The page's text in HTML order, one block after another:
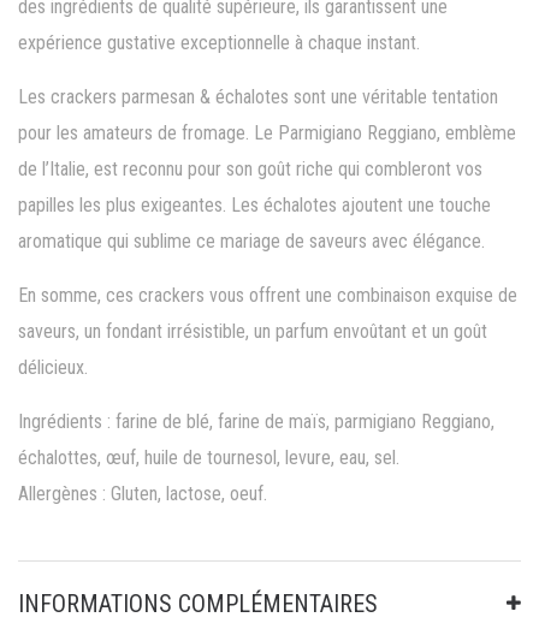
des ingrédients de qualité supérieure, ils garantissent une
expérience gustative exceptionnelle à chaque instant.
Les crackers parmesan & échalotes sont une véritable tentation
pour les amateurs de fromage. Le Parmigiano Reggiano, emblème
de l’Italie, est reconnu pour son goût riche qui combleront vos
papilles les plus exigeantes. Les échalotes ajoutent une touche
aromatique qui sublime ce mariage de saveurs avec élégance.
En somme, ces crackers vous offrent une combinaison exquise de
saveurs, un fondant irrésistible, un parfum envoûtant et un goût
délicieux.
Ingrédients : farine de blé, farine de maïs, parmigiano Reggiano,
échalottes, œuf, huile de tournesol, levure, eau, sel.
Allergènes : Gluten, lactose, oeuf.
INFORMATIONS COMPLÉMENTAIRES